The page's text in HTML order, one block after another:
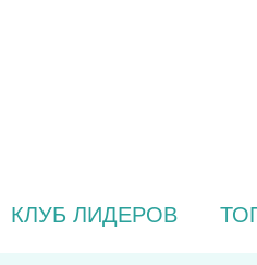
КЛУБ ЛИДЕРОВ